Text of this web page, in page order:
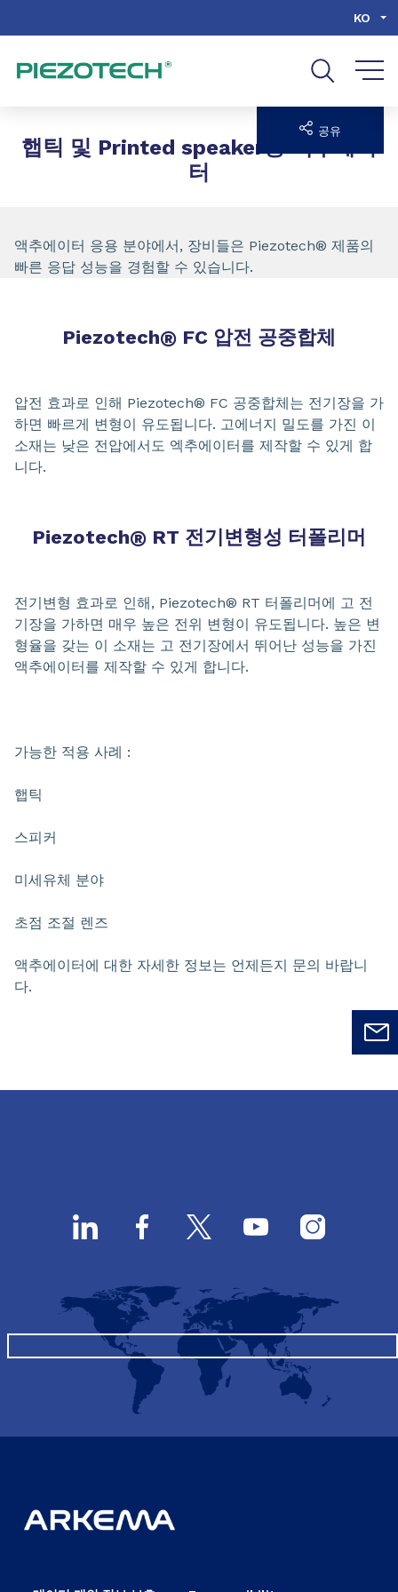
KO
햅틱 및 Printed speaker용 액추에이
터
공유
액추에이터 응용 분야에서, 장비들은 Piezotech® 제품의
빠른 응답 성능을 경험할 수 있습니다.
Piezotech® FC 압전 공중합체
압전 효과로 인해 Piezotech® FC 공중합체는 전기장을 가
하면 빠르게 변형이 유도됩니다. 고에너지 밀도를 가진 이
소재는 낮은 전압에서도 엑추에이터를 제작할 수 있게 합
니다.
Piezotech® RT 전기변형성 터폴리머
전기변형 효과로 인해, Piezotech® RT 터폴리머에 고 전
기장을 가하면 매우 높은 전위 변형이 유도됩니다. 높은 변
형율을 갖는 이 소재는 고 전기장에서 뛰어난 성능을 가진
액추에이터를 제작할 수 있게 합니다.
가능한 적용 사례 :
햅틱
스피커
미세유체 분야
초점 조절 렌즈
액추에이터에 대한 자세한 정보는 언제든지 문의 바랍니
다.